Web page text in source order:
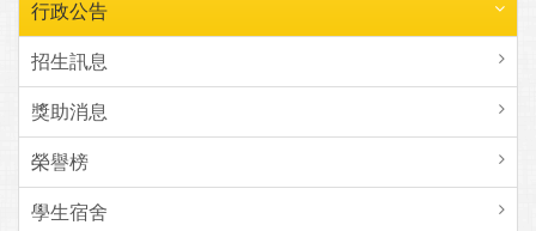
行政公告
招生訊息
獎助消息
榮譽榜
學生宿舍